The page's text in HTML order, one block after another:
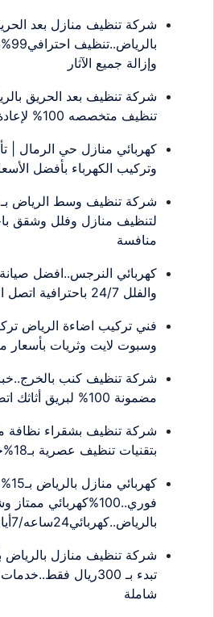
شركة تنظيف منازل بعد
وإزالة جميع الآثار
شركة تنظيف بعد الحريق
تنظيف متخصصه 100% لإعادة تأهيل المنازل
كهربائي منازل حي الرمال |
وتركيب الكهرباء بأفضل
لتنظيف منازل وفلل وشقق
منافسة
كهربائي النرجس..افضل صيانة
والفلل 24/7 باحترافية اتصل الان
فني تركيب اضاءة الرياض
وسبوت لايت وثريات بأسعار
شركة تنظيف كنب
مضمونة 100% لبريق أثاثك اتصل الان
بتقنيات تنظيف عصرية بـ18%خصم فوري
فوري..100%كهربائي
بالرياض..كهربائي24ساعه/7أيام
شركة تنظيف منازل بالرياض
تبدء بـ 300ريال
شاملة